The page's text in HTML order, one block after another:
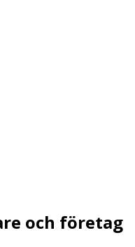
och företag